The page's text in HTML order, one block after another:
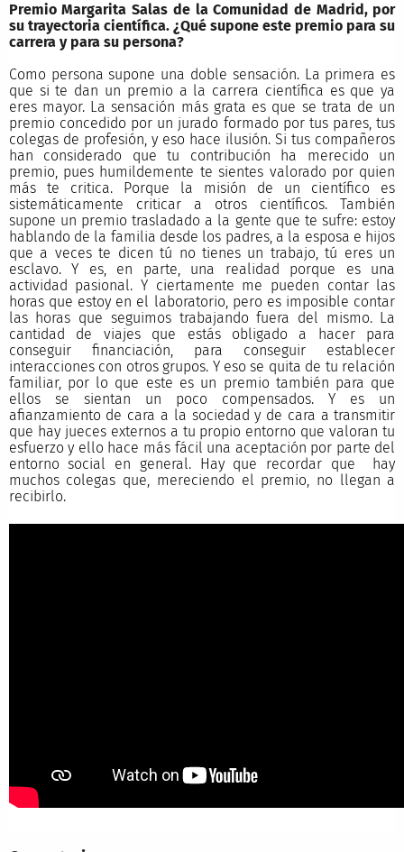
Premio Margarita Salas de la Comunidad de Madrid, por
su trayectoria científica. ¿Qué supone este premio para su
carrera y para su persona?
Como persona supone una doble sensación. La primera es
que si te dan un premio a la carrera científica es que ya
eres mayor. La sensación más grata es que se trata de un
premio concedido por un jurado formado por tus pares, tus
colegas de profesión, y eso hace ilusión. Si tus compañeros
han considerado que tu contribución ha merecido un
premio, pues humildemente te sientes valorado por quien
más te critica. Porque la misión de un científico es
sistemáticamente criticar a otros científicos. También
supone un premio trasladado a la gente que te sufre: estoy
hablando de la familia desde los padres, a la esposa e hijos
que a veces te dicen tú no tienes un trabajo, tú eres un
esclavo. Y es, en parte, una realidad porque es una
actividad pasional. Y ciertamente me pueden contar las
horas que estoy en el laboratorio, pero es imposible contar
las horas que seguimos trabajando fuera del mismo. La
cantidad de viajes que estás obligado a hacer para
conseguir financiación, para conseguir establecer
interacciones con otros grupos. Y eso se quita de tu relación
familiar, por lo que este es un premio también para que
ellos se sientan un poco compensados. Y es un
afianzamiento de cara a la sociedad y de cara a transmitir
que hay jueces externos a tu propio entorno que valoran tu
esfuerzo y ello hace más fácil una aceptación por parte del
entorno social en general. Hay que recordar que hay
muchos colegas que, mereciendo el premio, no llegan a
recibirlo.